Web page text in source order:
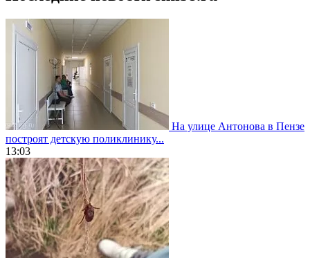
На улице Антонова в Пензе
построят детскую поликлинику...
13:03